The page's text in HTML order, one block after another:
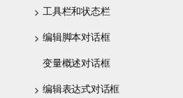
工具栏和状态栏
编辑脚本对话框
变量概述对话框
编辑表达式对话框